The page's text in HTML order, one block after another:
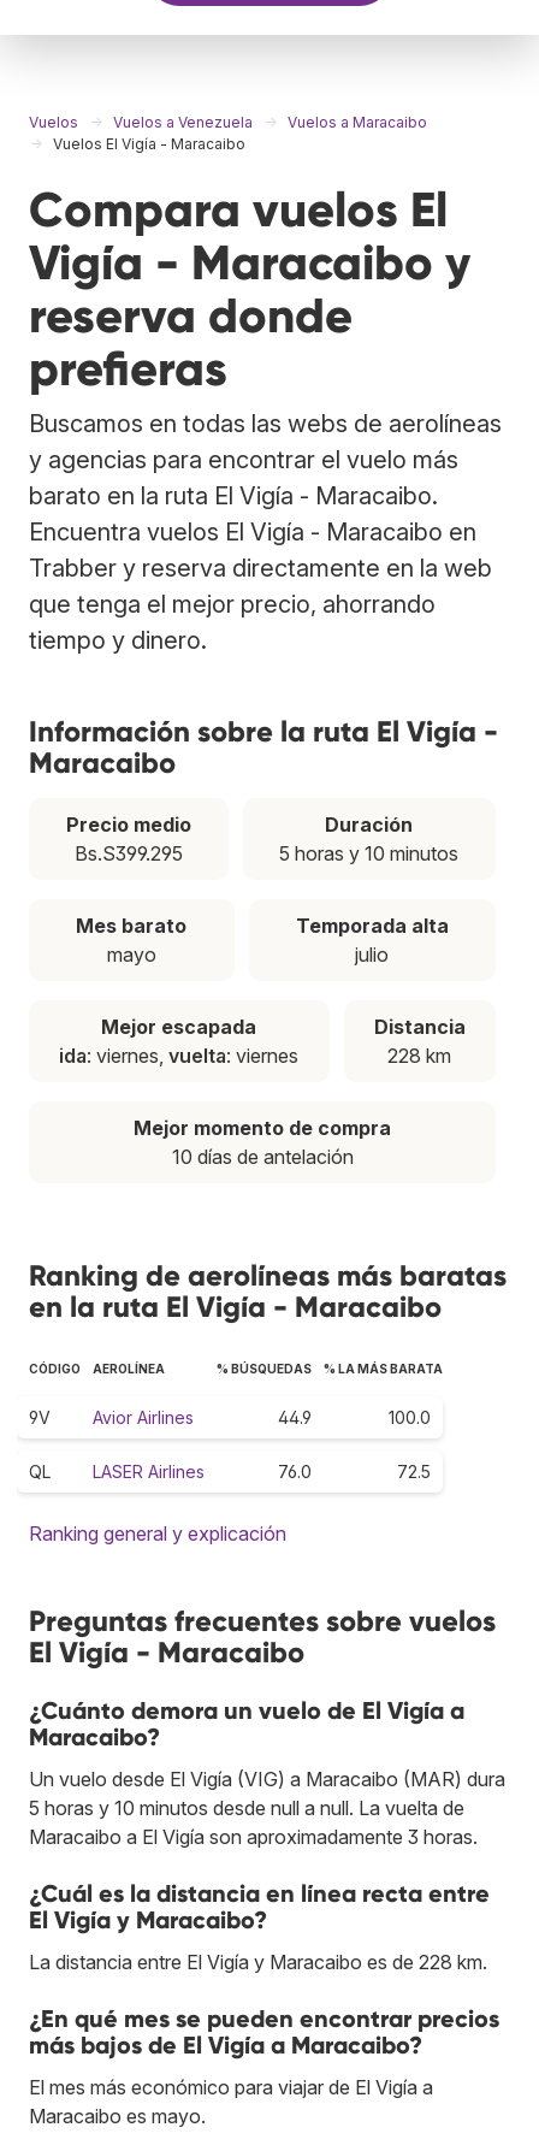
Vuelos Vuelos a Venezuela
Vuelos a Maracaibo
Vuelos El Vigía - Maracaibo
Compara vuelos El
Vigía - Maracaibo y
reserva donde
prefieras
Buscamos en todas las webs de aerolíneas
y agencias para encontrar el vuelo más
barato en la ruta El Vigía - Maracaibo.
Encuentra vuelos El Vigía - Maracaibo en
Trabber y reserva directamente en la web
que tenga el mejor precio, ahorrando
tiempo y dinero.
Información sobre la ruta El Vigía -
Maracaibo
Precio medio
Bs.S399.295
Duración
5 horas y 10 minutos
Mes barato
mayo
Temporada alta
julio
Mejor escapada
ida: viernes,vuelta: viernes
Distancia
228 km
Mejor momento de compra
10 días de antelación
Ranking de aerolíneas más baratas
en la ruta El Vigía - Maracaibo
CÓDIGO AEROLÍNEA % BÚSQUEDAS % LA MÁS BARATA
9V Avior Airlines 44.9 100.0
QL LASER Airlines 76.0 72.5
Ranking general y explicación
Preguntas frecuentes sobre vuelos
El Vigía - Maracaibo
¿Cuánto demora un vuelo de El Vigía a
Maracaibo?
Un vuelo desde El Vigía (VIG) a Maracaibo (MAR) dura
5 horas y 10 minutos desde null a null. La vuelta de
Maracaibo a El Vigía son aproximadamente 3 horas.
¿Cuál es la distancia en línea recta entre
El Vigía y Maracaibo?
La distancia entre El Vigía y Maracaibo es de 228 km.
¿En qué mes se pueden encontrar precios
más bajos de El Vigía a Maracaibo?
El mes más económico para viajar de El Vigía a
Maracaibo es mayo.